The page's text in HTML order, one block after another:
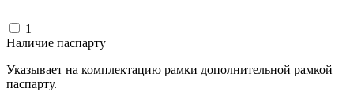
1
Наличие паспарту
Указывает на комплектацию рамки дополнительной рамкой
паспарту.